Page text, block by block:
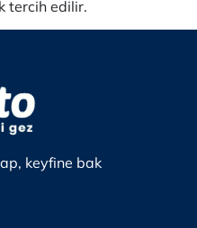
tercih edilir.
keyfine bak